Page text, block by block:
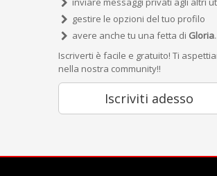
gestire le opzioni del tuo profilo
avere anche tu una fetta di Gloria
Iscriverti è facile e gratuito! Ti
nella nostra community!!
Iscriviti adesso